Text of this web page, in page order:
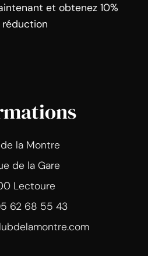
et obtenez 10%
la Montre
de la Gare
Lectoure
62 68 55 43